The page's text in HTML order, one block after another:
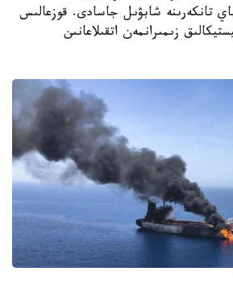
تانكەرىنە شابۋىل جاسادى. قوزعالىس
زىمىرانمەن اتقىلاعانىن